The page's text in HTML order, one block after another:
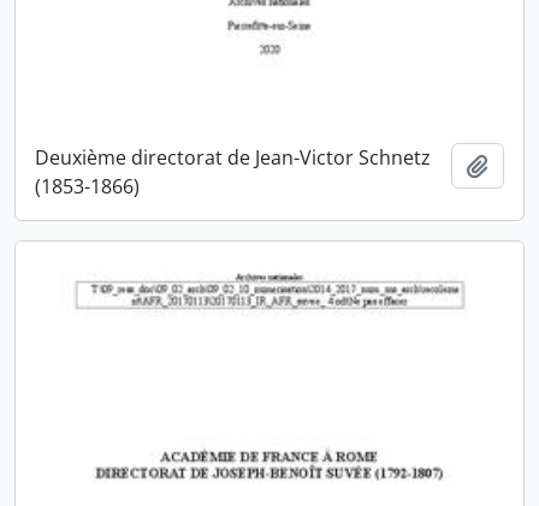
Deuxième directorat de Jean-Victor Schnetz
(1853-1866)